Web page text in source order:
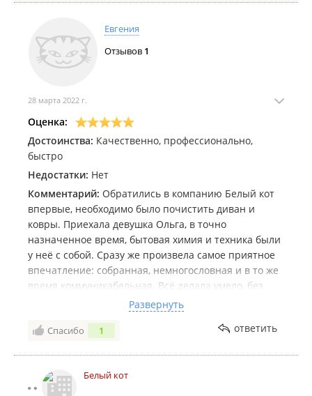
Евгения
Отзывов 1
28 марта 2022 г.
Оценка:
Достоинства: Качественно, профессионально,
быстро
Недостатки: Нет
Комментарий: Обратились в компанию Белый кот
впервые, необходимо было почистить диван и
ковры. Приехала девушка Ольга, в точно
назначенное время, бытовая химия и техника были
у неё с собой. Сразу же произвела самое приятное
впечатление: собранная, немногословная и в то же
время коммуникабельная. Всё делала умело, без
лишних движений, очевидно, что есть опыт и
умение. Работу сделала быстро и качественно! Для
нашей семьи это было первое обращение в данную
Развернуть
Спасибо 1 ответить
Белый кот